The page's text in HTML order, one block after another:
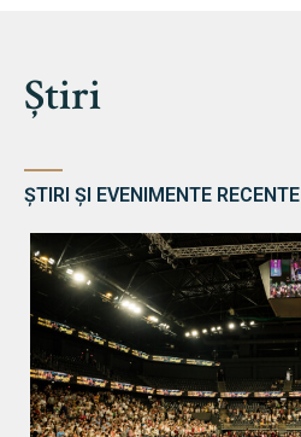
Știri
ȘTIRI ȘI EVENIMENTE RECENTE